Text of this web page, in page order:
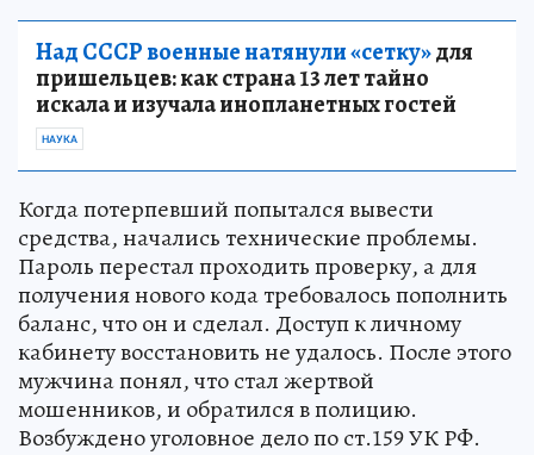
Над СССР военные натянули «сетку»для
пришельцев: как страна 13 лет тайно
искала и изучала инопланетных гостей
НАУКА
Когда потерпевший попытался вывести
средства, начались технические проблемы.
Пароль перестал проходить проверку, а для
получения нового кода требовалось пополнить
баланс, что он и сделал. Доступ к личному
кабинету восстановить не удалось. После этого
мужчина понял, что стал жертвой
мошенников, и обратился в полицию.
Возбуждено уголовное дело по ст.159 УК РФ.